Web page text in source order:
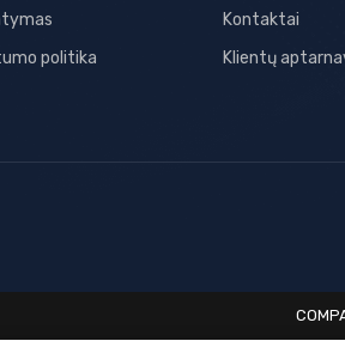
politika
Kontaktai
Klientų